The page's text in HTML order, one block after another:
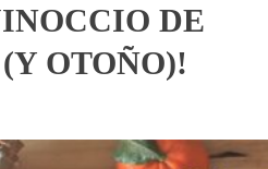
DE
OTOÑO)!